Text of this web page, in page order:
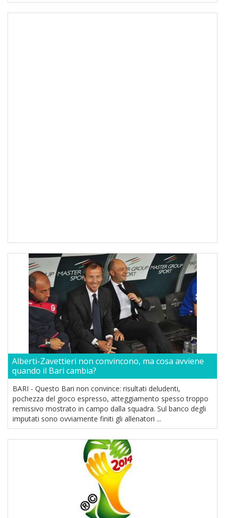
Alberti-Zavettieri non convincono, ma cosa avviene
quando il Bari cambia?
BARI - Questo Bari non convince: risultati deludenti,
pochezza del gioco espresso, atteggiamento spesso troppo
remissivo mostrato in campo dalla squadra. Sul banco degli
imputati sono ovviamente finiti gli allenatori ...